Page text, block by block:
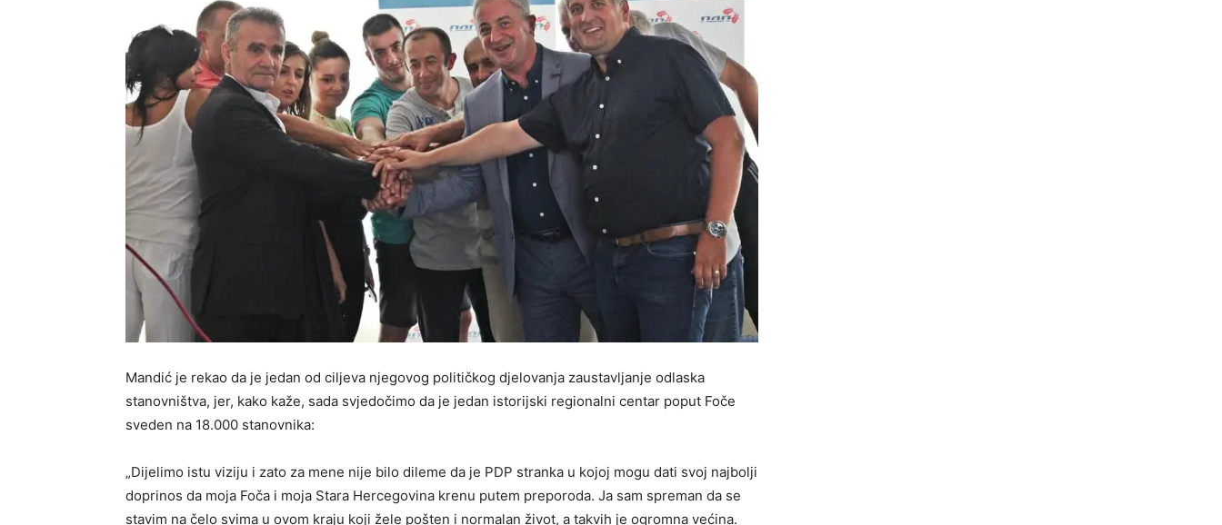
Mandić je rekao da je jedan od ciljeva njegovog političkog djelovanja zaustavljanje odlaska
stanovništva, jer, kako kaže, sada svjedočimo da je jedan istorijski regionalni centar poput Foče
sveden na 18.000 stanovnika:
„Dijelimo istu viziju i zato za mene nije bilo dileme da je PDP stranka u kojoj mogu dati svoj najbolji
doprinos da moja Foča i moja Stara Hercegovina krenu putem preporoda. Ja sam spreman da se
stavim na čelo svima u ovom kraju koji žele pošten i normalan život, a takvih je ogromna većina.